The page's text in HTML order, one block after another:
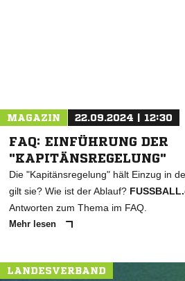
MAGAZIN 22.09.2024 | 12:30
FAQ: EINFÜHRUNG DER
"KAPITÄNSREGELUNG"
Die "Kapitänsregelung" hält Einzug in
gilt sie? Wie ist der Ablauf?
Antworten zum Thema im FAQ.
Mehr lesen
LANDESVERBAND